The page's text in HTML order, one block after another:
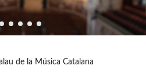
de la Música Catalana